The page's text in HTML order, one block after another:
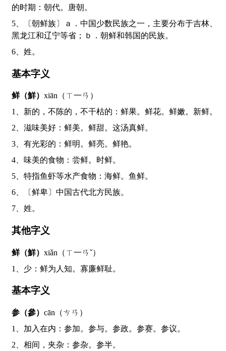
的时期：朝代。唐朝。
5、〔朝鲜族〕ａ．中国少数民族之一，主要分布于吉林、
黑龙江和辽宁等省；ｂ．朝鲜和韩国的民族。
6、姓。
基本字义
鲜（鮮） xiān（ㄒ一ㄢ）
1、新的，不陈的，不干枯的：鲜果。鲜花。鲜嫩。新鲜。
2、滋味美好：鲜美。鲜甜。这汤真鲜。
3、有光彩的：鲜明。鲜亮。鲜艳。
4、味美的食物：尝鲜。时鲜。
5、特指鱼虾等水产食物：海鲜。鱼鲜。
6、〔鲜卑〕中国古代北方民族。
7、姓。
其他字义
鲜（鮮） xiǎn（ㄒ一ㄢˇ）
1、少：鲜为人知。寡廉鲜耻。
基本字义
参（參） cān（ㄘㄢ）
1、加入在内：参加。参与。参政。参赛。参议。
2、相间，夹杂：参杂。参半。